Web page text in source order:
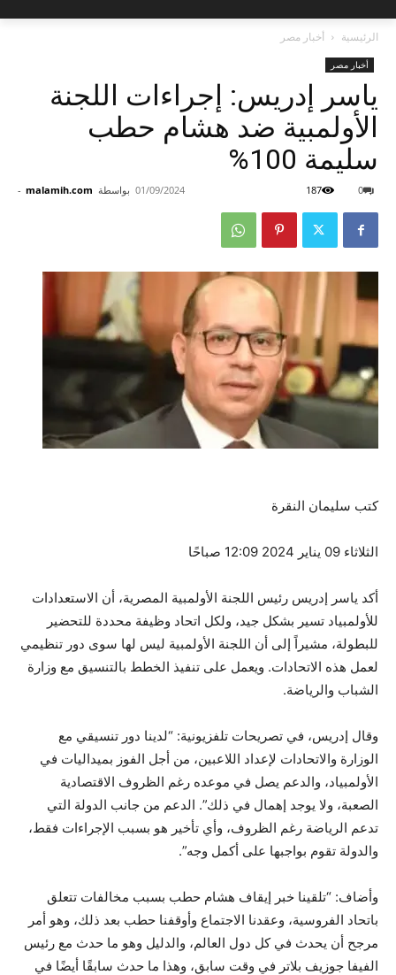
الرئيسية أخبار مصر
أخبار مصر
ياسر إدريس: إجراءات اللجنة
الأولمبية ضد هشام حطب
سليمة 100%
بواسطة malamih.com
- 01/09/2024 0
187
كتب سليمان النقرة
الثلاثاء 09 يناير 2024 12:09 صباحًا
أكد ياسر إدريس رئيس اللجنة الأولمبية المصرية، أن الاستعدادات
للأولمبياد تسير بشكل جيد، ولكل اتحاد وظيفة محددة للتحضير
للبطولة، مشيراً إلى أن اللجنة الأولمبية ليس لها سوى دور تنظيمي
لعمل هذه الاتحادات. ويعمل على تنفيذ الخطط بالتنسيق مع وزارة
الشباب والرياضة.
وقال إدريس، في تصريحات تلفزيونية: “لدينا دور تنسيقي مع
الوزارة والاتحادات لإعداد اللاعبين، من أجل الفوز بميداليات في
الأولمبياد، والدعم يصل في موعده رغم الظروف الاقتصادية
الصعبة، ولا يوجد إهمال في ذلك”. الدعم من جانب الدولة التي
تدعم الرياضة رغم الظروف، وأي تأخير هو بسبب الإجراءات فقط،
والدولة تقوم بواجبها على أكمل وجه”.
وأضاف: “تلقينا خبر إيقاف هشام حطب بسبب مخالفات تتعلق
باتحاد الفروسية، وعقدنا الاجتماع وأوقفنا حطب بعد ذلك، وهو أمر
مرجح أن يحدث في كل دول العالم، والدليل وهو ما حدث مع رئيس
الفيفا جوزيف بلاتر في وقت سابق، وهذا ما حدث سابقًا أيضًا في